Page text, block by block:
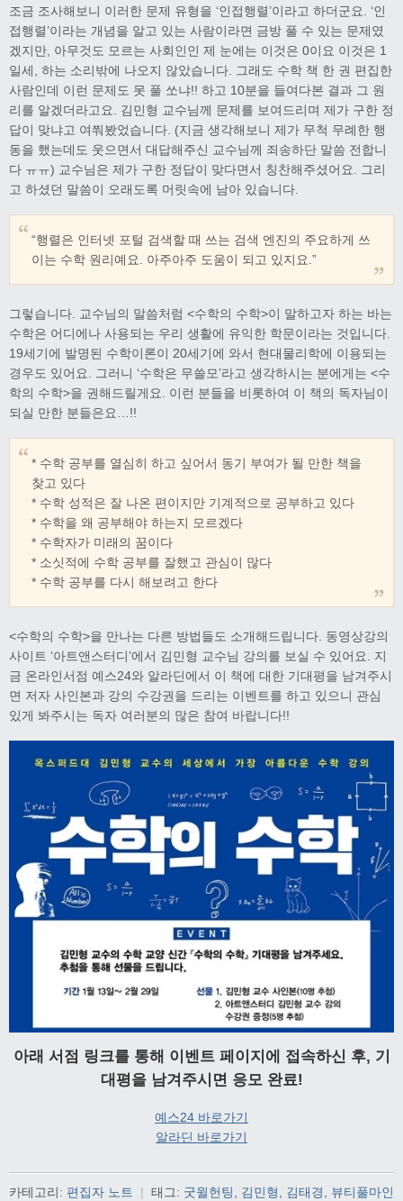
조금 조사해보니 이러한 문제 유형을 ‘인접행렬’이라고 하더군요. ‘인
접행렬’이라는 개념을 알고 있는 사람이라면 금방 풀 수 있는 문제였
겠지만, 아무것도 모르는 사회인인 제 눈에는 이것은 0이요 이것은 1
일세, 하는 소리밖에 나오지 않았습니다. 그래도 수학 책 한 권 편집한
사람인데 이런 문제도 못 풀 쏘냐!! 하고 10분을 들여다본 결과 그 원
리를 알겠더라고요. 김민형 교수님께 문제를 보여드리며 제가 구한 정
답이 맞냐고 여쭤봤었습니다. (지금 생각해보니 제가 무척 무례한 행
동을 했는데도 웃으면서 대답해주신 교수님께 죄송하단 말씀 전합니
다 ㅠㅠ) 교수님은 제가 구한 정답이 맞다면서 칭찬해주셨어요. 그리
고 하셨던 말씀이 오래도록 머릿속에 남아 있습니다.
“행렬은 인터넷 포털 검색할 때 쓰는 검색 엔진의 주요하게 쓰
이는 수학 원리예요. 아주아주 도움이 되고 있지요.”
그렇습니다. 교수님의 말씀처럼 <수학의 수학>이 말하고자 하는 바는
수학은 어디에나 사용되는 우리 생활에 유익한 학문이라는 것입니다.
19세기에 발명된 수학이론이 20세기에 와서 현대물리학에 이용되는
경우도 있어요. 그러니 ‘수학은 무쓸모’라고 생각하시는 분에게는 <수
학의 수학>을 권해드릴게요. 이런 분들을 비롯하여 이 책의 독자님이
되실 만한 분들은요…!!
* 수학 공부를 열심히 하고 싶어서 동기 부여가 될 만한 책을
찾고 있다
* 수학 성적은 잘 나온 편이지만 기계적으로 공부하고 있다
* 수학을 왜 공부해야 하는지 모르겠다
* 수학자가 미래의 꿈이다
* 소싯적에 수학 공부를 잘했고 관심이 많다
* 수학 공부를 다시 해보려고 한다
<수학의 수학>을 만나는 다른 방법들도 소개해드립니다. 동영상강의
사이트 ‘아트앤스터디’에서 김민형 교수님 강의를 보실 수 있어요. 지
금 온라인서점 예스24와 알라딘에서 이 책에 대한 기대평을 남겨주시
면 저자 사인본과 강의 수강권을 드리는 이벤트를 하고 있으니 관심
있게 봐주시는 독자 여러분의 많은 참여 바랍니다!!
아래 서점 링크를 통해 이벤트 페이지에 접속하신 후, 기
대평을 남겨주시면 응모 완료!
예스24 바로가기
알라딘 바로가기
카테고리: 편집자 노트 | 태그: 굿윌헌팅, 김민형, 김태경, 뷰티풀마인